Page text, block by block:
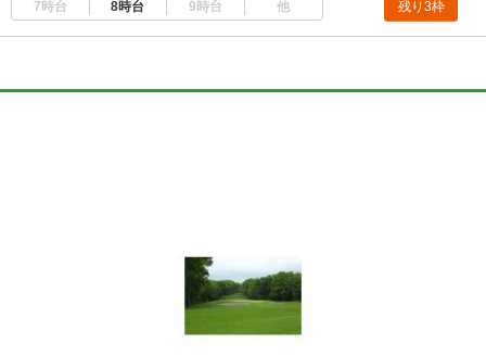
7時台 8時台 9時台 他 残り3枠